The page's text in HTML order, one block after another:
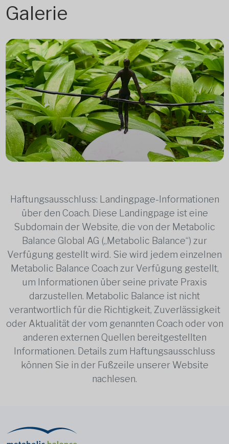
Galerie
Haftungsausschluss: Landingpage-Informationen
über den Coach. Diese Landingpage ist eine
Subdomain der Website, die von der Metabolic
Balance Global AG („Metabolic Balance“) zur
Verfügung gestellt wird. Sie wird jedem einzelnen
Metabolic Balance Coach zur Verfügung gestellt,
um Informationen über seine private Praxis
darzustellen. Metabolic Balance ist nicht
verantwortlich für die Richtigkeit, Zuverlässigkeit
oder Aktualität der vom genannten Coach oder von
anderen externen Quellen bereitgestellten
Informationen. Details zum Haftungsausschluss
können Sie in der Fußzeile unserer Website
nachlesen.